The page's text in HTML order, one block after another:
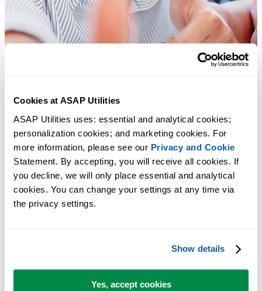
Cookies at ASAP Utilities
ASAP Utilities uses: essential and analytical cookies;
personalization cookies; and marketing cookies. For
more information, please see our Privacy and Cookie
Statement. By accepting, you will receive all cookies. If
you decline, we will only place essential and analytical
cookies. You can change your settings at any time via
the privacy settings.
Show details
Yes, accept cookies
Экономьте время в Excel. Это просто.
ASAP Utilities помогает экономить время и делать то, что